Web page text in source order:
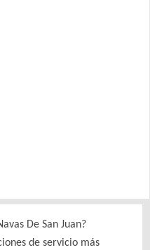
De San Juan?
de servicio más